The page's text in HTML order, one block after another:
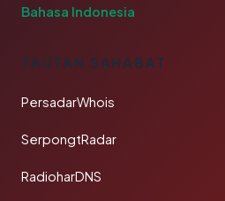
Bahasa Indonesia
TAUTAN SAHABAT
PersadarWhois
SerpongtRadar
RadioharDNS